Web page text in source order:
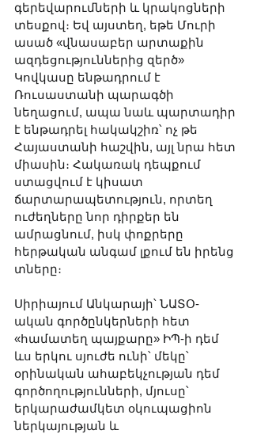
գերեվարումների և կրակոցների
տեսքով։ Եվ այստեղ, եթե Մուրի
ասած «վնասաբեր արտաքին
ազդեցություններից զերծ»
Կովկասը ենթադրում է
Ռուսաստանի պարագծի
նեղացում, ապա նաև պարտադիր
է ենթադրել հակակշիռ՝ ոչ թե
Հայաստանի հաշվին, այլ նրա հետ
միասին։ Հակառակ դեպքում
ստացվում է կիսատ
ճարտարապետություն, որտեղ
ուժեղները նոր դիրքեր են
ամրացնում, իսկ փոքրերը
հերթական անգամ լքում են իրենց
տները։
Սիրիայում Անկարայի՝ ՆԱՏՕ-
ական գործընկերների հետ
«համատեղ պայքարը» ԻՊ-ի դեմ
ևս երկու սյուժե ունի՝ մեկը՝
օրինական ահաբեկչության դեմ
գործողությունների, մյուսը՝
երկարաժամկետ օկուպացիոն
ներկայության և